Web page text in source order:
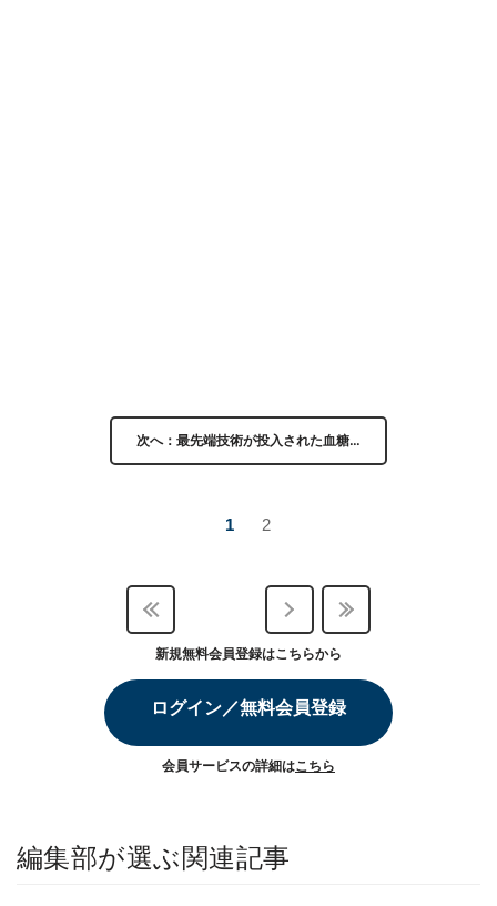
次へ：最先端技術が投入された血糖…
1 2
新規無料会員登録はこちらから
ログイン／無料会員登録
会員サービスの詳細はこちら
編集部が選ぶ関連記事